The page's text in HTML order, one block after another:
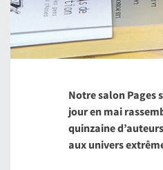
Notre salon Pages
jour en mai
quinzaine
aux univers